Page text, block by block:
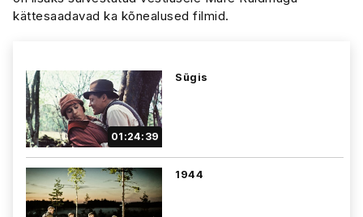
kättesaadavad ka kõnealused filmid.
01:24:39
Sügis
1944